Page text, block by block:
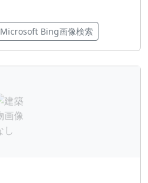
Microsoft Bing画像検索